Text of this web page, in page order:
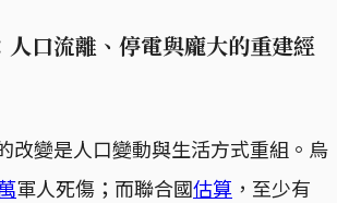
人口流離、停電與龐大的重建經
改變是人口變動與生活方式重組。烏
軍人死傷；而聯合國估算 ，至少有